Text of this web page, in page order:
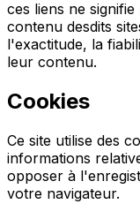
ces liens ne
contenu desdits
l'exactitude, la
leur contenu.
Cookies
Ce site utilise des
informations
opposer à
votre navigateur.